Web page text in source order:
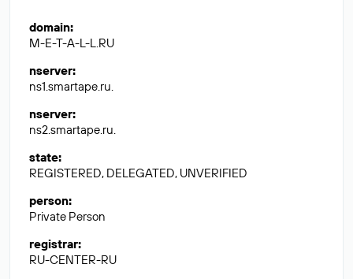
domain:
M-E-T-A-L-L.RU
nserver:
ns1.smartape.ru.
nserver:
ns2.smartape.ru.
state:
REGISTERED, DELEGATED, UNVERIFIED
person:
Private Person
registrar:
RU-CENTER-RU